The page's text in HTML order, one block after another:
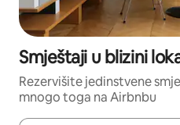
Smještaji u blizini
Rezervišite jedinstvene
mnogo toga na Airbnbu